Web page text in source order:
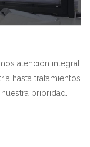
atención integral
hasta tratamientos
prioridad.